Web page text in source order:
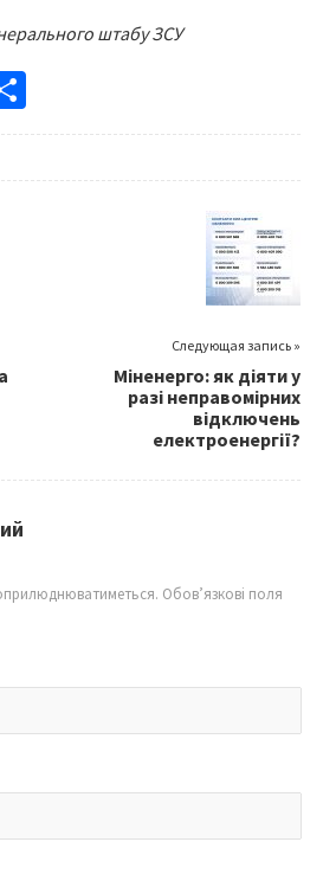
штабу ЗСУ
h
Следующая запись »
Міненерго: як діяти у
разі неправомірних
відключень
електроенергії?
Обов’язкові поля